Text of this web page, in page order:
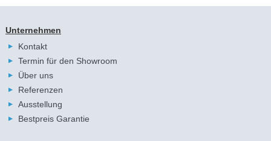
Unternehmen
Kontakt
Termin für den Showroom
Über uns
Referenzen
Ausstellung
Bestpreis Garantie